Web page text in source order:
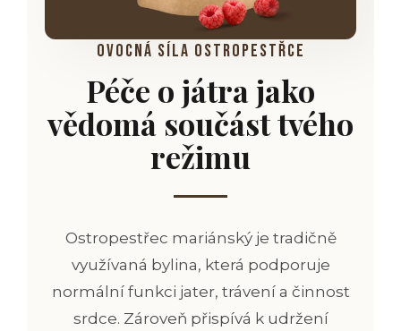
ovocná síla ostropestřce
Péče o játra jako
vědomá součást tvého
režimu
Ostropestřec mariánský je tradičně
využívaná bylina, která podporuje
normální funkci jater, trávení a činnost
srdce. Zároveň přispívá k udržení